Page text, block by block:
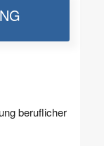
beruflicher